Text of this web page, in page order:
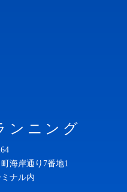
ンニング
海岸通り7番地1
ナル内